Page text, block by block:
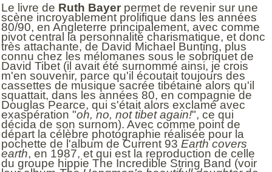
Le livre de Ruth Bayer permet de revenir sur une
scène incroyablement prolifique dans les années
80/90, en Angleterre principalement, avec comme
pivot central la personnalité charismatique, et donc
très attachante, de David Michael Bunting, plus
connu chez les mélomanes sous le sobriquet de
David Tibet (il avait été surnommé ainsi, je crois
m'en souvenir, parce qu'il écoutait toujours des
cassettes de musique sacrée tibétaine alors qu'il
squattait, dans les années 80, en compagnie de
Douglas Pearce, qui s'était alors exclamé avec
exaspération "oh, no, not tibet again!", ce qui
décida de son surnom). Avec comme point de
départ la célèbre photographie réalisée pour la
pochette de l'album de Current 93 Earth covers
earth, en 1987, et qui est la reproduction de celle
du groupe hippie The Incredible String Band (voir